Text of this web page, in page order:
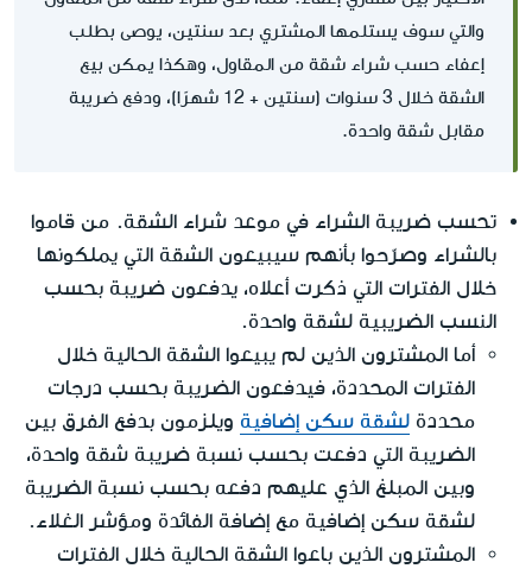
والتي سوف يستلمها المشتري بعد سنتين، يوصى بطلب
إعفاء حسب شراء شقة من المقاول، وهكذا يمكن بيع
الشقة خلال 3 سنوات (سنتين + 12 شهرًا)، ودفع ضريبة
مقابل شقة واحدة.
تحسب ضريبة الشراء في موعد شراء الشقة. من قاموا
بالشراء وصرّحوا بأنهم سيبيعون الشقة التي يملكونها
خلال الفترات التي ذكرت أعلاه، يدفعون ضريبة بحسب
النسب الضريبية لشقة واحدة.
أما المشترون الذين لم يبيعوا الشقة الحالية خلال
الفترات المحددة، فيدفعون الضريبة بحسب درجات
محددة لشقة سكن إضافية ويلزمون بدفع الفرق بين
الضريبة التي دفعت بحسب نسبة ضريبة شقة واحدة،
وبين المبلغ الذي عليهم دفعه بحسب نسبة الضريبة
لشقة سكن إضافية مع إضافة الفائدة ومؤشر الغلاء.
المشترون الذين باعوا الشقة الحالية خلال الفترات